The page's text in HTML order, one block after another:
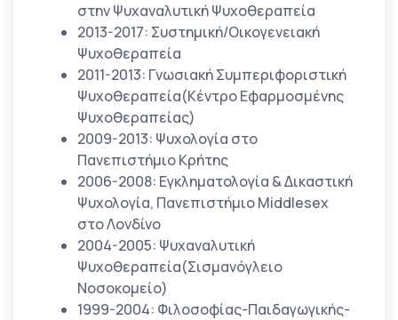
στην Ψυχαναλυτική Ψυχοθεραπεία
2013-2017: Συστημική/Οικογενειακή
Ψυχοθεραπεία
2011-2013: Γνωσιακή Συμπεριφοριστική
Ψυχοθεραπεία(Κέντρο Εφαρμοσμένης
Ψυχοθεραπείας)
2009-2013: Ψυχολογία στο
Πανεπιστήμιο Κρήτης
2006-2008: Εγκληματολογία & Δικαστική
Ψυχολογία, Πανεπιστήμιο Middlesex
στο Λονδίνο
2004-2005: Ψυχαναλυτική
Ψυχοθεραπεία(Σισμανόγλειο
Νοσοκομείο)
1999-2004: Φιλοσοφίας-Παιδαγωγικής-